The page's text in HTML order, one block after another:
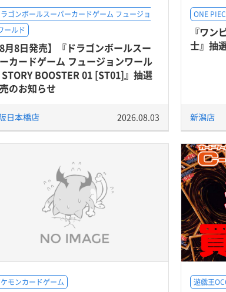
ラゴンボールスーパーカードゲーム フュージョ
ールド
8月8日発売】『ドラゴンボールスー
カードゲーム フュージョンワール
STORY BOOSTER 01 [ST01]』抽選
のお知らせ
日本橋店 2026.08.03
ONE
『ワン
士』抽
新潟店
モンカードゲーム 遊戯王